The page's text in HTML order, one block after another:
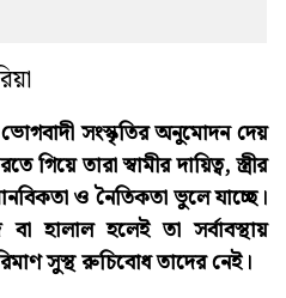
সংস্কৃতির অনুমোদন দেয়
তারা স্বামীর দায়িত্ব, স্ত্রীর
ও নৈতিকতা ভুলে যাচ্ছে।
হালাল হলেই তা সর্বাবস্থায়
সুস্থ রুচিবোধ তাদের নেই।